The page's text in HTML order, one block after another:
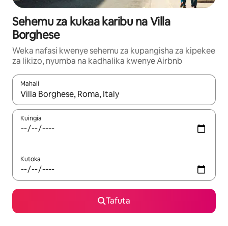
Sehemu za kukaa karibu na Villa
Borghese
Weka nafasi kwenye sehemu za kupangisha za kipekee
za likizo, nyumba na kadhalika kwenye Airbnb
Mahali
Wakati matokeo yanapatikana, vinjari kwa kutumia vitufe vya
Kuingia
Kutoka
Tafuta